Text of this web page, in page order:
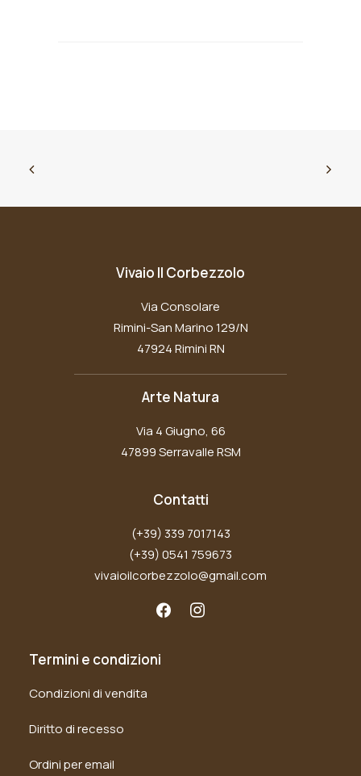
Vivaio Il Corbezzolo
Via Consolare
Rimini-San Marino 129/N
47924 Rimini RN
Arte Natura
Via 4 Giugno, 66
47899 Serravalle RSM
Contatti
(+39) 339 7017143
(+39) 0541 759673
vivaioilcorbezzolo@gmail.com
Termini e condizioni
Condizioni di vendita
Diritto di recesso
Ordini per email